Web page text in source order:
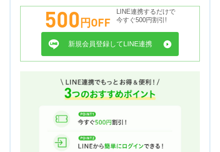
500円OFF
LINE連携するだけで
今すぐ500円割引!
新規会員登録してLINE連携